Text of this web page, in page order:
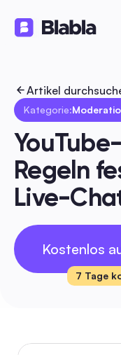
Artikel
Kategorie:
Regeln
Live-
Kostenlos
7 Tage